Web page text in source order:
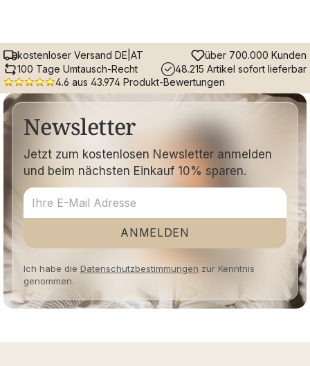
kostenloser Versand DE|AT
über 700.000 Kunden
100 Tage Umtausch-Recht
48.215 Artikel sofort lieferbar
4.6 aus 43.974 Produkt-Bewertungen
Newsletter
Jetzt zum kostenlosen Newsletter anmelden
und beim nächsten Einkauf 10% sparen.
ANMELDEN
Ich habe die Datenschutzbestimmungen zur Kenntnis
genommen.